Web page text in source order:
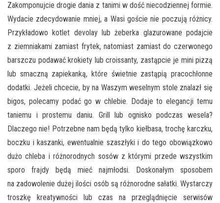
Zakomponujcie drogie dania z tanimi w dość niecodziennej formie.
Wydacie zdecydowanie mniej, a Wasi goście nie poczują różnicy.
Przykładowo kotlet devolay lub żeberka glazurowane podajcie
z ziemniakami zamiast frytek, natomiast zamiast do czerwonego
barszczu podawać krokiety lub croissanty, zastąpcie je mini pizzą
lub smaczną zapiekanką, które świetnie zastąpią pracochłonne
dodatki. Jeżeli chcecie, by na Waszym weselnym stole znalazł się
bigos, polecamy podać go w chlebie. Dodaje to elegancji temu
taniemu i prostemu daniu. Grill lub ognisko podczas wesela?
Dlaczego nie! Potrzebne nam będą tylko kiełbasa, trochę karczku,
boczku i kaszanki, ewentualnie szaszłyki i do tego obowiązkowo
dużo chleba i różnorodnych sosów z którymi przede wszystkim
sporo frajdy będą mieć najmłodsi. Doskonałym sposobem
na zadowolenie dużej ilości osób są różnorodne sałatki. Wystarczy
troszkę kreatywności lub czas na przeglądnięcie serwisów